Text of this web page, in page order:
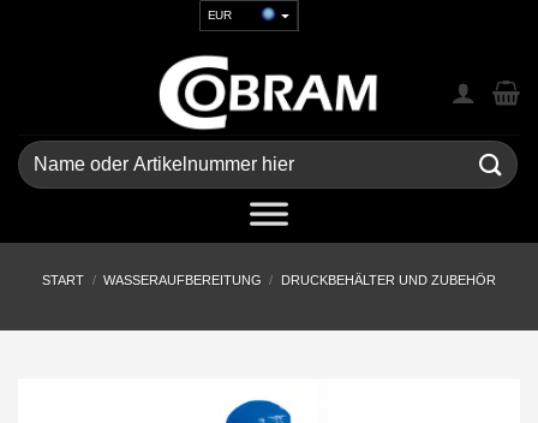
EUR
GBP
CHF
UAH
Suchen
nach:
START / WASSERAUFBEREITUNG / DRUCKBEHÄLTER UND ZUBEHÖR